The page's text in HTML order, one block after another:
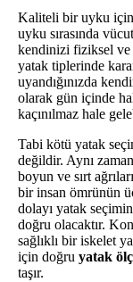
Kaliteli bir uyku
uyku sırasında
kendinizi fiziksel
yatak tiplerinde
uyandığınızda
olarak gün içinde
kaçınılmaz hale
Tabi kötü yatak
değildir. Aynı
boyun ve sırt
bir insan ömrünün
dolayı yatak
doğru olacaktır.
sağlıklı bir iskelet
için doğru yatak
taşır.